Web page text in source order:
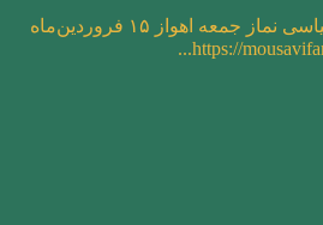
صوت خطبه های عبادی سیاسی نماز جمعه اهواز ۱۵ فروردین‌ماه